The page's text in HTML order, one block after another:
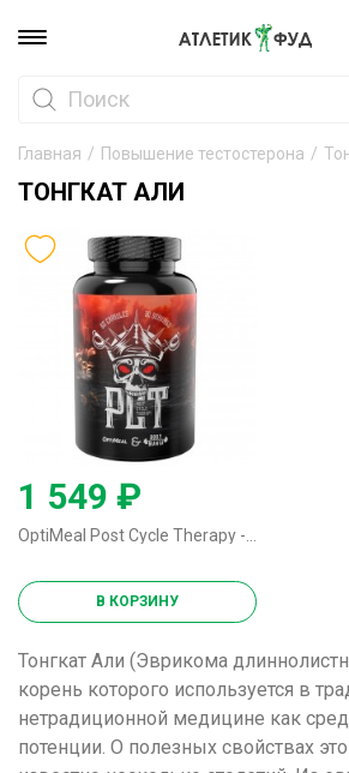
Главная / Повышение тестостерона /
ТОНГКАТ АЛИ
1 549 ₽
В КОРЗИНУ
Тонгкат Али (Эврикома
корень которого используется в
нетрадиционной медицине как
потенции. О полезных свойствах